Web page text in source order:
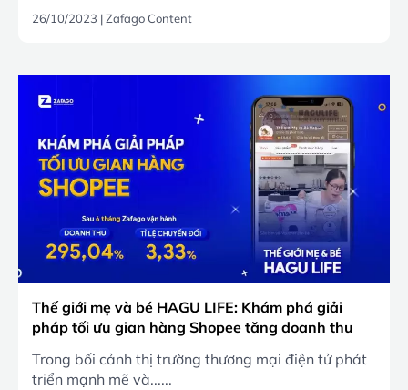
26/10/2023 |Zafago Content
Thế giới mẹ và bé HAGU LIFE: Khám phá giải
pháp tối ưu gian hàng Shopee tăng doanh thu
Trong bối cảnh thị trường thương mại điện tử phát
triển mạnh mẽ và......